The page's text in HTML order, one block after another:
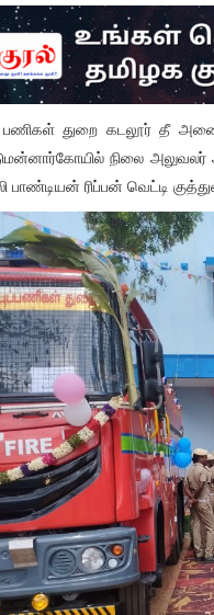
பணிகள் துறை கடலூர் தீ
நிலை அலுவலர்
பாண்டியன் ரிப்பன் வெட்டி